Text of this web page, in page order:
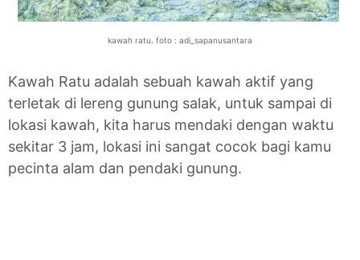
kawah ratu. foto : adi_sapanusantara
Kawah Ratu adalah sebuah kawah aktif yang
terletak di lereng gunung salak, untuk sampai di
lokasi kawah, kita harus mendaki dengan waktu
sekitar 3 jam, lokasi ini sangat cocok bagi kamu
pecinta alam dan pendaki gunung.